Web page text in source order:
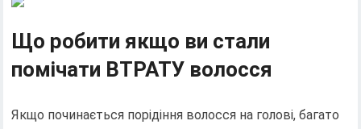
Що робити якщо ви стали
помічати ВТРАТУ волосся
Якщо починається порідіння волосся на голові, багато